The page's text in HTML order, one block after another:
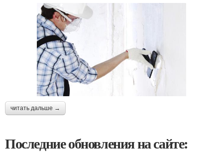
читать дальше →
Последние обновления на сайте: